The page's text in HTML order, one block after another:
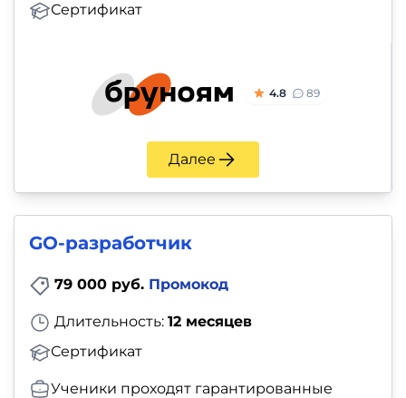
Сертификат
4.8 89
Далее
GO-разработчик
79 000 руб. Промокод
Длительность: 12 месяцев
Сертификат
Ученики проходят гарантированные